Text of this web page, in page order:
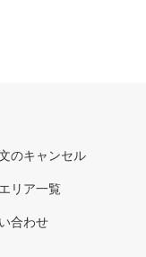
のキャンセル
リア一覧
合わせ